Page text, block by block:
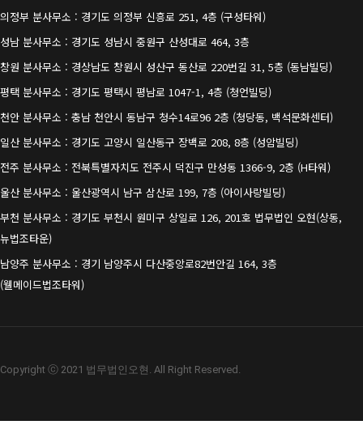
의정부 분사무소 : 경기도 의정부 신흥로 251, 4층 (구성타워)
성남 분사무소 : 경기도 성남시 중원구 산성대로 464, 3층
창원 분사무소 : 경상남도 창원시 성산구 동산로 220번길 31, 5층 (동남빌딩)
평택 분사무소 : 경기도 평택시 평남로 1047-1, 4층 (청언빌딩)
천안 분사무소 : 충남 천안시 동남구 청수14로96 2층 (청당동, 백석문화센터)
일산 분사무소 : 경기도 고양시 일산동구 장백로 208, 8층 (성암빌딩)
전주 분사무소 : 전북특별자치도 전주시 덕진구 만성동 1366-9, 2층 (H타워)
울산 분사무소 : 울산광역시 남구 삼산로 199, 7층 (아이사랑빌딩)
부천 분사무소 : 경기도 부천시 원미구 상일로 126, 201호 법무법인 오현(상동,
뉴법조타운)
남양주 분사무소 : 경기 남양주시 다산중앙로82번안길 164, 3층
(웰메이드법조타워)
Copyright ⓒ 2021 법무법인오현. All Right Reserved.